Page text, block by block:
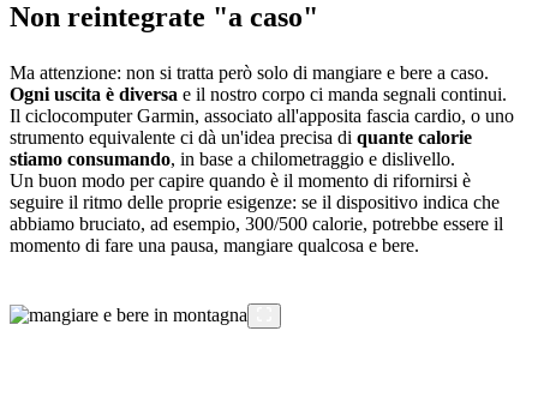
Non reintegrate "a caso"
Ma attenzione: non si tratta però solo di mangiare e bere a caso.
Ogni uscita è diversa e il nostro corpo ci manda segnali continui.
Il ciclocomputer Garmin, associato all'apposita fascia cardio, o uno
strumento equivalente ci dà un'idea precisa di quante calorie
stiamo consumando, in base a chilometraggio e dislivello.
Un buon modo per capire quando è il momento di rifornirsi è
seguire il ritmo delle proprie esigenze: se il dispositivo indica che
abbiamo bruciato, ad esempio, 300/500 calorie, potrebbe essere il
momento di fare una pausa, mangiare qualcosa e bere.